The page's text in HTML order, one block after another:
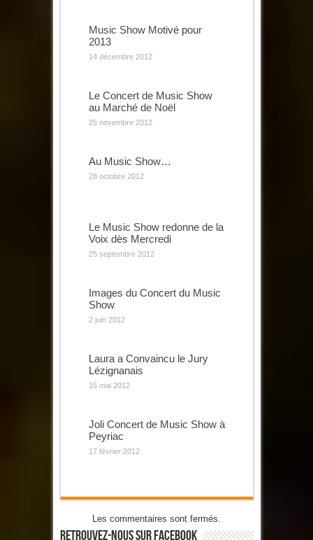
Music Show Motivé pour
2013
14 décembre 2012
Le Concert de Music Show
au Marché de Noël
25 novembre 2012
Au Music Show…
28 octobre 2012
Le Music Show redonne de la
Voix dès Mercredi
25 septembre 2012
Images du Concert du Music
Show
2 juin 2012
Laura a Convaincu le Jury
Lézignanais
15 mai 2012
Joli Concert de Music Show à
Peyriac
17 février 2012
Les commentaires sont fermés.
Retrouvez-Nous Sur Facebook